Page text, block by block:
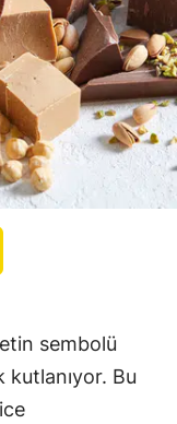
sembolü
Bu